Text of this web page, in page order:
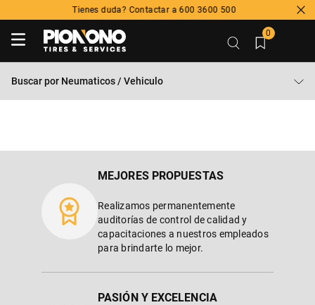
Tienes duda? Contactar a 600 3600 500
0
Buscar por Neumaticos / Vehiculo
MEJORES PROPUESTAS
Realizamos permanentemente
auditorías de control de calidad y
capacitaciones a nuestros empleados
para brindarte lo mejor.
PASIÓN Y EXCELENCIA